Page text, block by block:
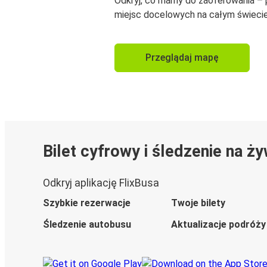
miejsc docelowych na całym
Przeglądaj mapę
Bilet cyfrowy i śledzenie na
Odkryj aplikację FlixBusa
Szybkie rezerwacje
Twoje bilety
Śledzenie autobusu
Aktualizacje podróży